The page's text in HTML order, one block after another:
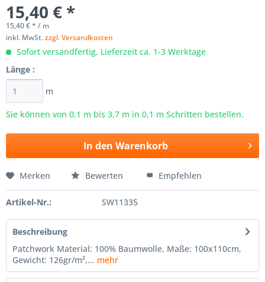
15,40 € *
15,40 € * / m
inkl. MwSt.zzgl. Versandkosten
Sofort versandfertig, Lieferzeit ca. 1-3 Werktage
Länge :
m
Sie können von 0,1 m bis 3,7 m in 0,1 m Schritten bestellen.
In den Warenkorb
Merken Bewerten Empfehlen
Artikel-Nr.: SW11335
Beschreibung
Patchwork Material: 100% Baumwolle, Maße: 100x110cm,
Gewicht: 126gr/m²,... mehr